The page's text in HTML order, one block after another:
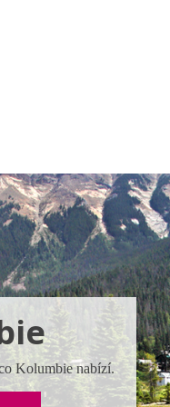
Kolumbie nabízí.